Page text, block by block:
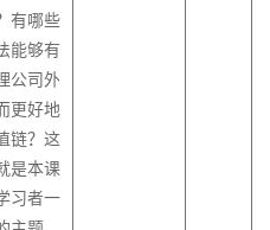
有哪些
能够有
公司外
更好地
链？这
是本课
习者一